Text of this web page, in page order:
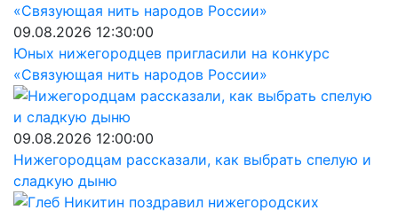
09.08.2026 12:30:00
Юных нижегородцев пригласили на конкурс
«Связующая нить народов России»
09.08.2026 12:00:00
Нижегородцам рассказали, как выбрать спелую и
сладкую дыню